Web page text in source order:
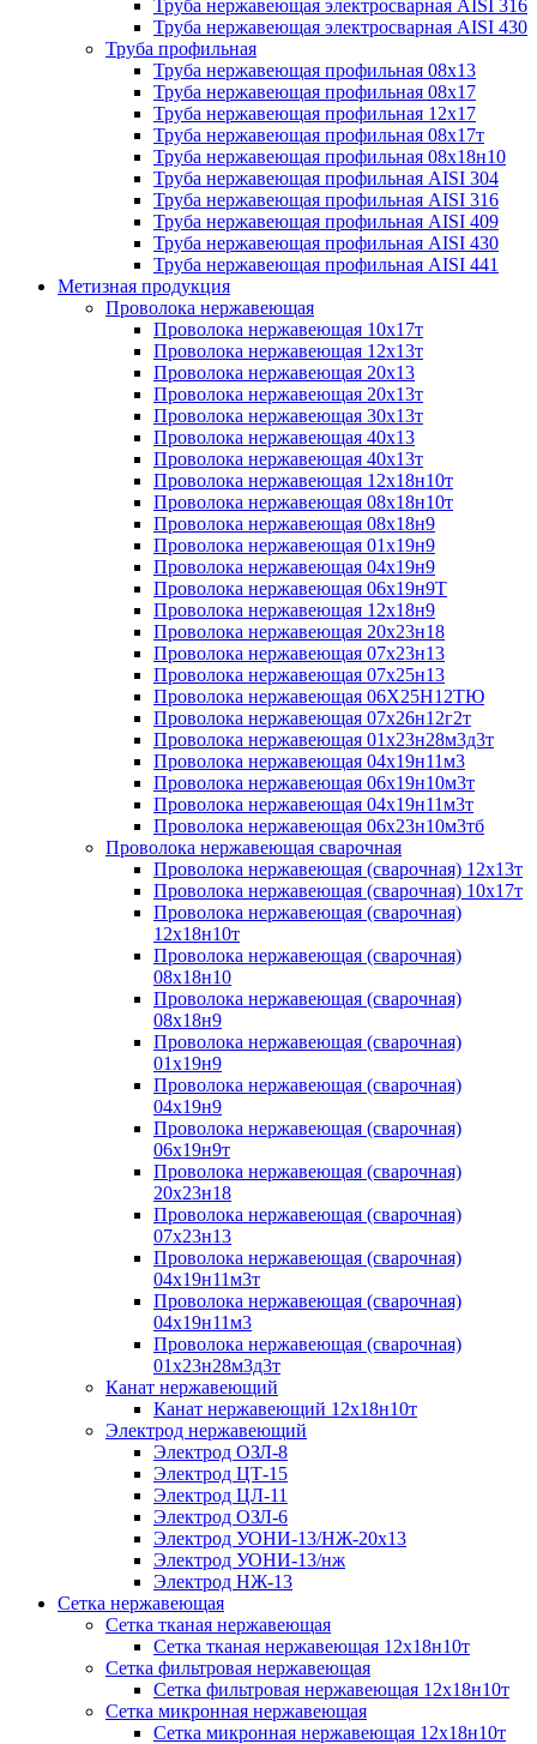
Труба нержавеющая электросварная AISI 316
Труба нержавеющая электросварная AISI 430
Труба профильная
Труба нержавеющая профильная 08х13
Труба нержавеющая профильная 08х17
Труба нержавеющая профильная 12х17
Труба нержавеющая профильная 08х17т
Труба нержавеющая профильная 08х18н10
Труба нержавеющая профильная AISI 304
Труба нержавеющая профильная AISI 316
Труба нержавеющая профильная AISI 409
Труба нержавеющая профильная AISI 430
Труба нержавеющая профильная AISI 441
Метизная продукция
Проволока нержавеющая
Проволока нержавеющая 10х17т
Проволока нержавеющая 12х13т
Проволока нержавеющая 20х13
Проволока нержавеющая 20х13т
Проволока нержавеющая 30х13т
Проволока нержавеющая 40х13
Проволока нержавеющая 40х13т
Проволока нержавеющая 12х18н10т
Проволока нержавеющая 08х18н10т
Проволока нержавеющая 08х18н9
Проволока нержавеющая 01х19н9
Проволока нержавеющая 04х19н9
Проволока нержавеющая 06х19н9Т
Проволока нержавеющая 12х18н9
Проволока нержавеющая 20х23н18
Проволока нержавеющая 07х23н13
Проволока нержавеющая 07х25н13
Проволока нержавеющая 06Х25Н12ТЮ
Проволока нержавеющая 07х26н12г2т
Проволока нержавеющая 01х23н28м3д3т
Проволока нержавеющая 04х19н11м3
Проволока нержавеющая 06х19н10м3т
Проволока нержавеющая 04х19н11м3т
Проволока нержавеющая 06х23н10м3тб
Проволока нержавеющая сварочная
Проволока нержавеющая (сварочная) 12х13т
Проволока нержавеющая (сварочная) 10х17т
Проволока нержавеющая (сварочная)
12х18н10т
Проволока нержавеющая (сварочная)
08х18н10
Проволока нержавеющая (сварочная)
08х18н9
Проволока нержавеющая (сварочная)
01х19н9
Проволока нержавеющая (сварочная)
04х19н9
Проволока нержавеющая (сварочная)
06х19н9т
Проволока нержавеющая (сварочная)
20х23н18
Проволока нержавеющая (сварочная)
07х23н13
Проволока нержавеющая (сварочная)
04х19н11м3т
Проволока нержавеющая (сварочная)
04х19н11м3
Проволока нержавеющая (сварочная)
01х23н28м3д3т
Канат нержавеющий
Канат нержавеющий 12х18н10т
Электрод нержавеющий
Электрод ОЗЛ-8
Электрод ЦТ-15
Электрод ЦЛ-11
Электрод ОЗЛ-6
Электрод УОНИ-13/НЖ-20х13
Электрод УОНИ-13/нж
Электрод НЖ-13
Сетка нержавеющая
Сетка тканая нержавеющая
Сетка тканая нержавеющая 12х18н10т
Сетка фильтровая нержавеющая
Сетка фильтровая нержавеющая 12х18н10т
Сетка микронная нержавеющая
Сетка микронная нержавеющая 12х18н10т